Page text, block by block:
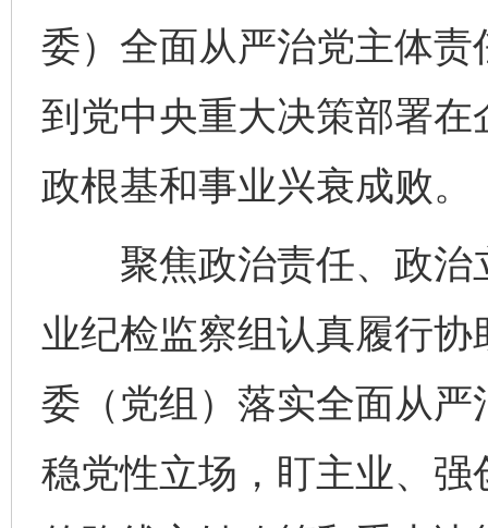
委）全面从严治党主体
到党中央重大决策部署
政根基和事业兴衰成败。
聚焦政治责任、政治
业纪检监察组认真履行
委（党组）落实全面从
稳党性立场，盯主业、